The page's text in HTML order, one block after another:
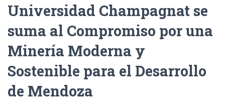
Universidad Champagnat se
suma al Compromiso por una
Minería Moderna y
Sostenible para el Desarrollo
de Mendoza